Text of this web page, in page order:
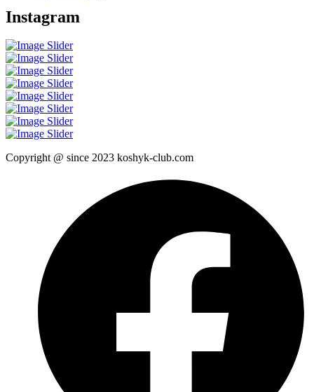
Instagram
Copyright @ since 2023 koshyk-club.com